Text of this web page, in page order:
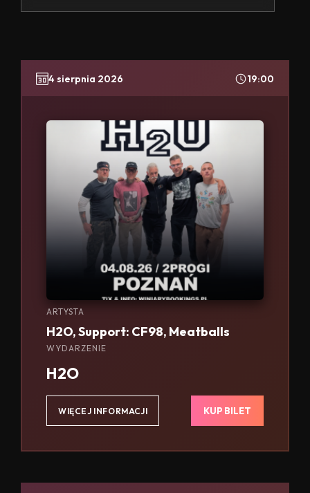
4 sierpnia 2026 19:00
ARTYSTA
H2O, Support: CF98, Meatballs
WYDARZENIE
H2O
WIĘCEJ INFORMACJI KUP BILET